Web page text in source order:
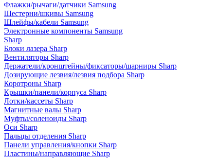
Флажки/рычаги/датчики Samsung
Шестерни/шкивы Samsung
Шлейфы/кабели Samsung
Электронные компоненты Samsung
Sharp
Блоки лазера Sharp
Вентиляторы Sharp
Держатели/кронштейны/фиксаторы/шарниры Sharp
Дозирующие лезвия/лезвия подбора Sharp
Коротроны Sharp
Крышки/панели/корпуса Sharp
Лотки/кассеты Sharp
Магнитные валы Sharp
Муфты/соленоиды Sharp
Оси Sharp
Пальцы отделения Sharp
Панели управления/кнопки Sharp
Пластины/направляющие Sharp